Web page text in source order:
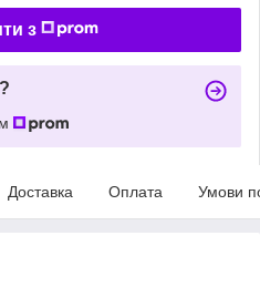
з
Доставка Оплата Умови